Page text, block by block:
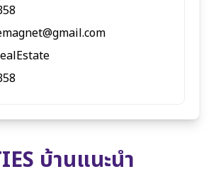
บ้านแนะนำ4,990,000 ฿